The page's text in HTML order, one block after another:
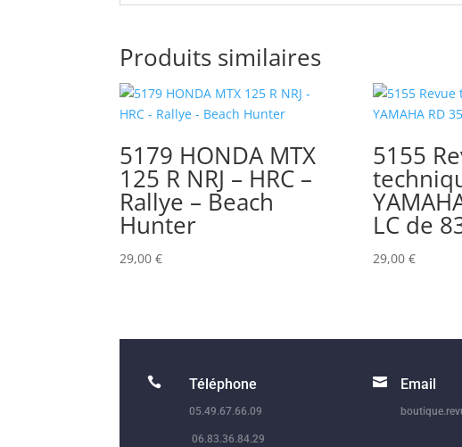
Produits similaires
5179 HONDA MTX
125 R NRJ – HRC –
Rallye – Beach
Hunter
29,00€
5155
LC de
29,00 €
 Téléphone
05.49.67.66.09
06.83.36.84.29
 Email